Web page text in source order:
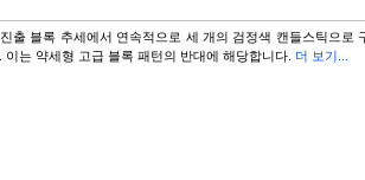
출 블록 추세에서 연속적으로 세 개의 검정색 캔들스틱으로
는 약세형 고급 블록 패턴의 반대에 해당합니다. 더 보기...